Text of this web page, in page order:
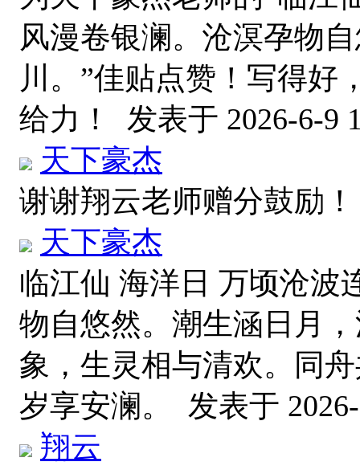
风漫卷银澜。沧溟孕物
川。”佳贴点赞！写得好
给力！ 发表于 2026-6-9
天下豪杰
谢谢翔云老师赠分鼓励
天下豪杰
临江仙 海洋日 万顷沧波
物自悠然。潮生涵日月
象，生灵相与清欢。同
岁享安澜。 发表于
翔云